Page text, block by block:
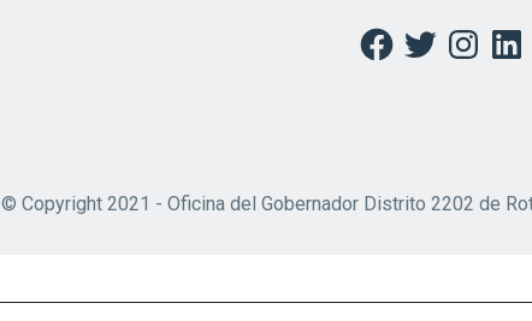
Facebook
TwitterInstagram
© Copyright 2021 - Oficina del Gobernador Distrito 2202 de